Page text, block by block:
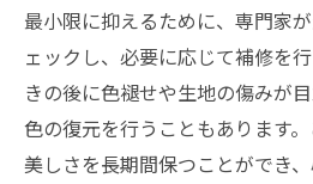
最小限に抑えるために、専門家
ェックし、必要に応じて補修を
きの後に色褪せや生地の傷みが
色の復元を行うこともあります
美しさを長期間保つことができ